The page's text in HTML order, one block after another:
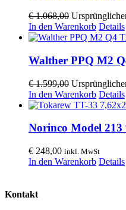
€1.068,00
In den Warenkorb Details
Walther PPQ M2
€1.599,00
In den Warenkorb Details
Norinco Model
€ 248,00 inkl. MwSt
In den Warenkorb Details
Kontakt